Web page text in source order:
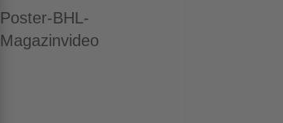
Poster-BHL-
Magazinvideo